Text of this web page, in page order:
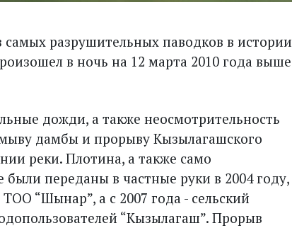
разрушительных паводков в истории
в ночь на 12 марта 2010 года выше
дожди, а также неосмотрительность
дамбы и прорыву Кызылагашского
реки. Плотина, а также само
переданы в частные руки в 2004 году,
“Шынар”, а с 2007 года - сельский
“Кызылагаш”. Прорыв